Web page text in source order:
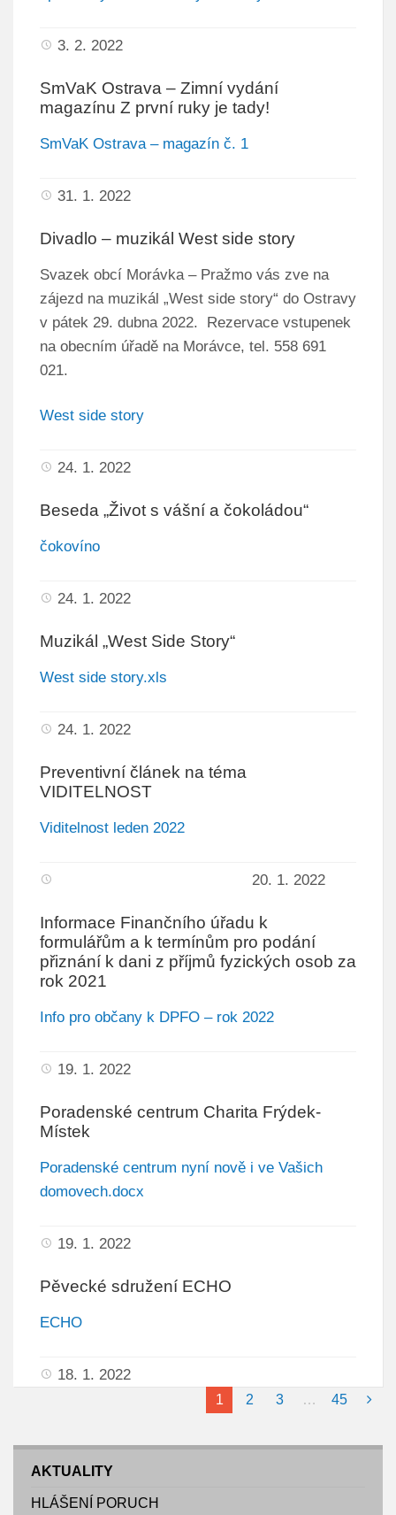
2017
2016
2015
2013
Závěrečný účet
2019
2018
2017
Mateřská škola
Rozpočet
ZASTUPITELSTVO
DOBROVOLNÉ SVAZKY OBCÍ
Rozpočet
Rozpočtová opatření
Závěrečný účet
Region Slezská brána
SDRUŽENÍ A SPOLKY
ÚZEMNÍ PLÁN
STRATEGICKÝ PLÁN
PROFIL ZADAVATELE
REALIZOVANÉ PROJEKTY
HOTEL TRAVNÝ, S.R.O.
FOTO A VIDEO
Fotogalerie Rajče
Fotogalerie Facebook
Parohatá města
HYMNA PRAŽMA
3. 2. 2022
SmVaK Ostrava – Zimní vydání
magazínu Z první ruky je tady!
SmVaK Ostrava – magazín č. 1
31. 1. 2022
Divadlo – muzikál West side story
Svazek obcí Morávka – Pražmo vás zve na
zájezd na muzikál „West side story“ do Ostravy
v pátek 29. dubna 2022. Rezervace vstupenek
na obecním úřadě na Morávce, tel. 558 691
021.
West side story
24. 1. 2022
Beseda „Život s vášní a čokoládou“
čokovíno
24. 1. 2022
Muzikál „West Side Story“
West side story.xls
24. 1. 2022
Preventivní článek na téma
VIDITELNOST
Viditelnost leden 2022
20. 1. 2022
Informace Finančního úřadu k
formulářům a k termínům pro podání
přiznání k dani z příjmů fyzických osob za
rok 2021
Info pro občany k DPFO – rok 2022
19. 1. 2022
Poradenské centrum Charita Frýdek-
Místek
Poradenské centrum nyní nově i ve Vašich
domovech.docx
19. 1. 2022
Pěvecké sdružení ECHO
ECHO
18. 1. 2022
1 2 3 … 45
AKTUALITY
HLÁŠENÍ PORUCH